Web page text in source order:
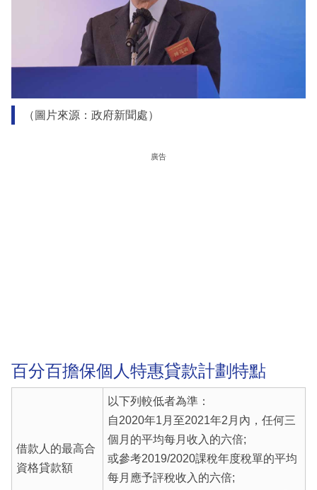
（圖片來源：政府新聞處）
廣告
百分百擔保個人特惠貸款計劃特點
借款人的最高合
資格貸款額
以下列較低者為準：
自2020年1月至2021年2月內，任何三
個月的平均每月收入的六倍;
或參考2019/2020課稅年度稅單的平均
每月應予評稅收入的六倍;